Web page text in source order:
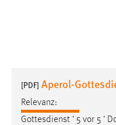
[PDF] Aperol-
Relevanz:
Gottesdienst ‘ 5 vor 5 ‘
Performance
Name:
staticfilecache